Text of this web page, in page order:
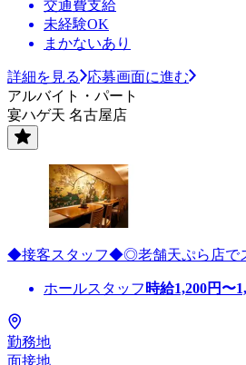
交通費支給
未経験OK
まかないあり
詳細を見る
応募画面に進む
アルバイト・パート
宴ハゲ天 名古屋店
◆接客スタッフ◆◎老舗天ぷら店で
ホールスタッフ 時給1,200円〜
勤務地
面接地